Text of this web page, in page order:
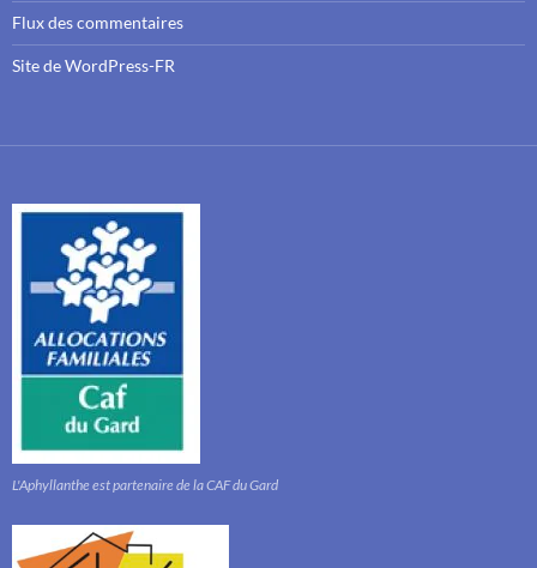
Flux des commentaires
Site de WordPress-FR
L'Aphyllanthe est partenaire de la CAF du Gard